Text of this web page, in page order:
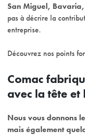
San Miguel,
pas à décrire la
entreprise.
Découvrez nos points
Comac
avec la tête
Nous vous donnons
mais également